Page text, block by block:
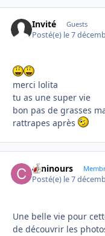
Invité Guests
Posté(e) le 7
merci lolita
tu as une super vie
bon pas de grasses
rattrapes après
caninours
Posté(e) le 7
Une belle vie pour
de découvrir les